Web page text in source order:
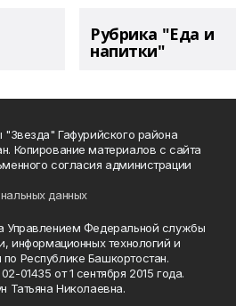
Рубрика "Еда и
напитки"
Гафурийского района
Копирование материалов с сайта
согласия администрации
данных
Управлением Федеральной службы
информационных технологий и
Республике Башкортостан.
01435 от 1 сентября 2015 года.
Татьяна Николаевна.